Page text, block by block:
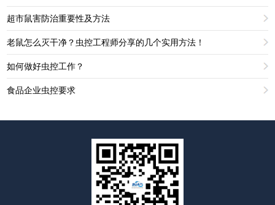
超市鼠害防治重要性及方法
老鼠怎么灭干净？虫控工程师分享的几个实用方法！
如何做好虫控工作？
食品企业虫控要求